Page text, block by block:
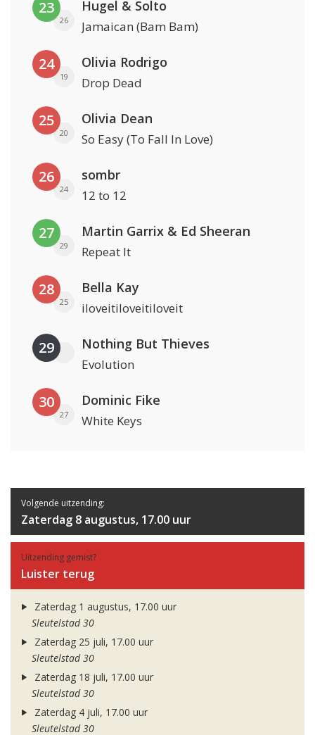
23
26
Hugel & Solto
Jamaican (Bam Bam)
24
19
Olivia Rodrigo
Drop Dead
25
20
Olivia Dean
So Easy (To Fall In Love)
26
24
sombr
12 to 12
27
29
Martin Garrix & Ed Sheeran
Repeat It
28
25
Bella Kay
iloveitiloveitiloveit
29 Nothing But Thieves
Evolution
30
27
Dominic Fike
White Keys
Volgende uitzending:
Zaterdag 8 augustus, 17.00 uur
Uitzending gemist?
Luister terug
Zaterdag 1 augustus, 17.00 uur
Sleutelstad 30
Zaterdag 25 juli, 17.00 uur
Sleutelstad 30
Zaterdag 18 juli, 17.00 uur
Sleutelstad 30
Zaterdag 4 juli, 17.00 uur
Sleutelstad 30